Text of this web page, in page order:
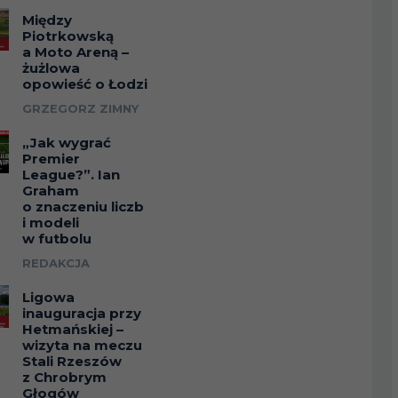
Między
Piotrkowską
a Moto Areną –
żużlowa
opowieść o Łodzi
GRZEGORZ ZIMNY
„Jak wygrać
Premier
League?”. Ian
Graham
o znaczeniu liczb
i modeli
w futbolu
REDAKCJA
Ligowa
inauguracja przy
Hetmańskiej –
wizyta na meczu
Stali Rzeszów
z Chrobrym
Głogów